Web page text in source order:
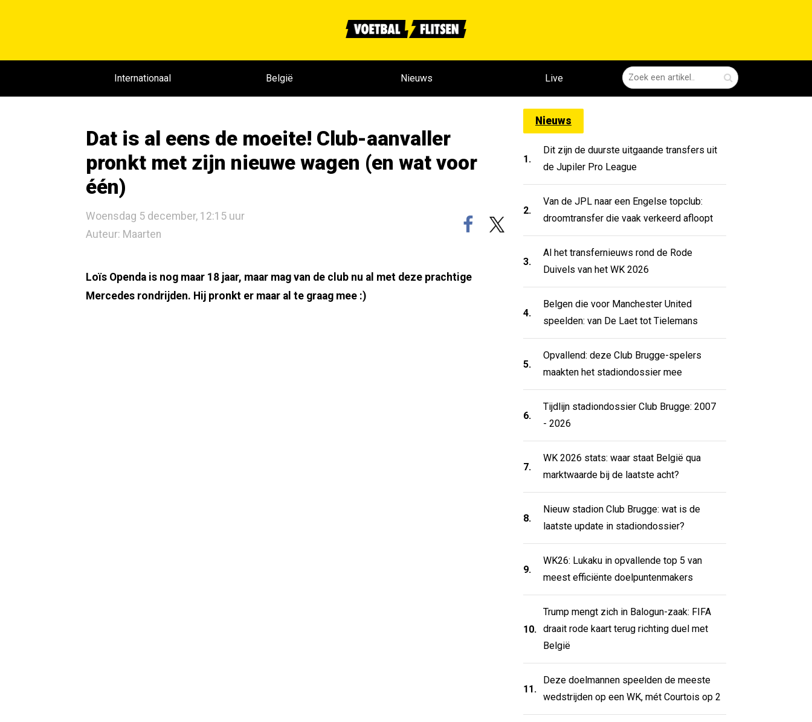
Internationaal België Nieuws Live
Dat is al eens de moeite! Club-aanvaller
pronkt met zijn nieuwe wagen (en wat voor
één)
Woensdag 5 december, 12:15 uur
Auteur: Maarten
Loïs Openda is nog maar 18 jaar, maar mag van de club nu al met deze prachtige
Mercedes rondrijden. Hij pronkt er maar al te graag mee :)
Nieuws
1.
Dit zijn de duurste uitgaande transfers uit
de Jupiler Pro League
2.
Van de JPL naar een Engelse topclub:
droomtransfer die vaak verkeerd afloopt
3.
Al het transfernieuws rond de Rode
Duivels van het WK 2026
4.
Belgen die voor Manchester United
speelden: van De Laet tot Tielemans
5.
Opvallend: deze Club Brugge-spelers
maakten het stadiondossier mee
6.
Tijdlijn stadiondossier Club Brugge: 2007
- 2026
7.
WK 2026 stats: waar staat België qua
marktwaarde bij de laatste acht?
8.
Nieuw stadion Club Brugge: wat is de
laatste update in stadiondossier?
9.
WK26: Lukaku in opvallende top 5 van
meest efficiënte doelpuntenmakers
10.
Trump mengt zich in Balogun-zaak: FIFA
draait rode kaart terug richting duel met
België
11.
Deze doelmannen speelden de meeste
wedstrijden op een WK, mét Courtois op 2